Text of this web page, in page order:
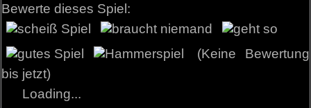
Bewerte dieses Spiel:
(Keine Bewertung
bis jetzt)
Loading...